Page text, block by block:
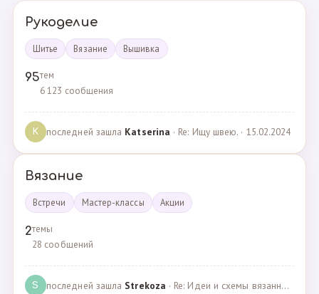
Рукоделие
Шитье Вязание Вышивка
95тем
6 123 сообщения
K последней зашла Katserina · Re: Ищу швею. · 15.02.2024
Вязание
Встречи Мастер-классы Акции
2темы
28 сообщений
S последней зашла Strekoza · Re: Идеи и схемы вязанных шариков · 16.12.2020